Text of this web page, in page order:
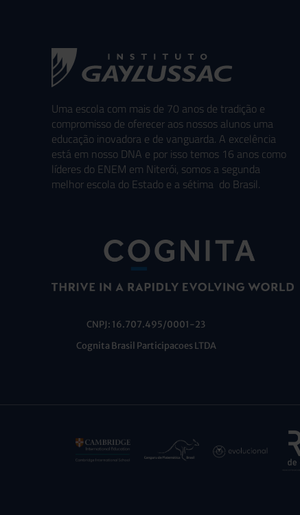
Uma escola com mais de 70 anos de tradição e
compromisso de oferecer aos nossos alunos uma
educação inovadora e de vanguarda. A excelência
está em nosso DNA e por isso temos 16 anos como
líderes do ENEM em Niterói, somos a segunda
melhor escola do Estado e a sétima do Brasil.
CNPJ: 16.707.495/0001-23
Cognita Brasil Participacoes LTDA